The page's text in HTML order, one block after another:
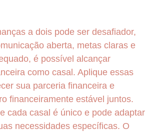
a dois pode ser desafiador,
aberta, metas claras e
é possível alcançar
como casal. Aplique essas
sua parceria financeira e
financeiramente estável juntos.
cada casal é único e pode adaptar
necessidades específicas. O